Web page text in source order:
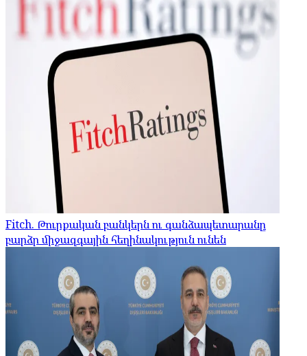
Fitch. Թուրքական բանկերն ու գանձապետարանը
բարձր միջազգային հեղինակություն ունեն